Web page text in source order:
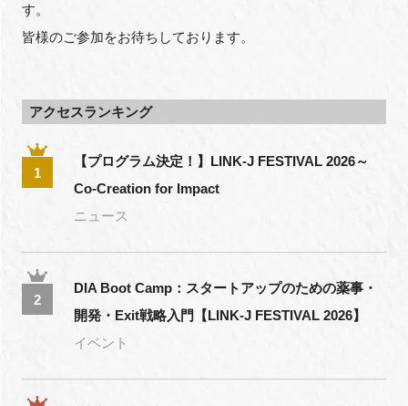
す。
皆様のご参加をお待ちしております。
アクセスランキング
1
【プログラム決定！】LINK-J FESTIVAL 2026～
Co-Creation for Impact
ニュース
2
DIA Boot Camp：スタートアップのための薬事・
開発・Exit戦略入門【LINK-J FESTIVAL 2026】
イベント